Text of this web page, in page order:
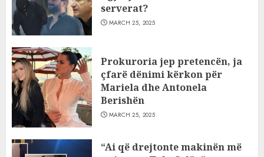
serverat?
MARCH 25, 2025
Prokuroria jep pretencën, ja
çfarë dënimi kërkon për
Mariela dhe Antonela
Berishën
MARCH 25, 2025
“Ai që drejtonte makinën më